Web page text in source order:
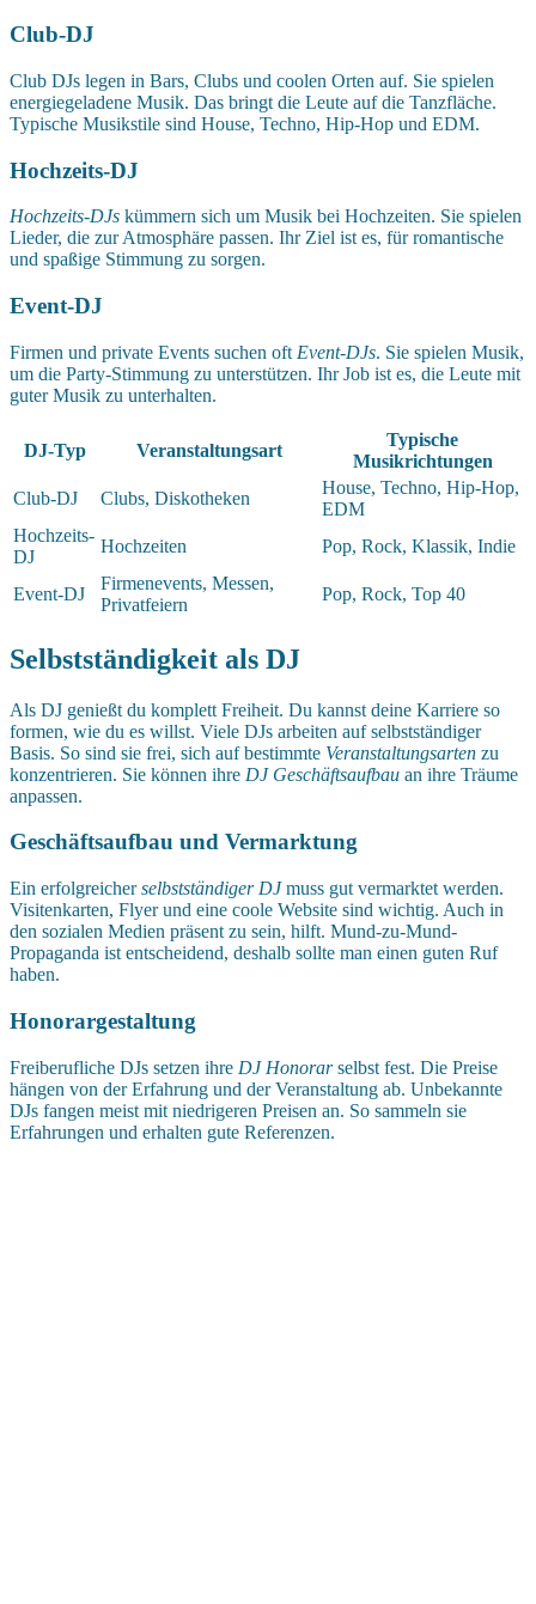
Club-DJ
Club DJs legen in Bars, Clubs und coolen Orten auf. Sie spielen
energiegeladene Musik. Das bringt die Leute auf die Tanzfläche.
Typische Musikstile sind House, Techno, Hip-Hop und EDM.
Hochzeits-DJ
Hochzeits-DJs kümmern sich um Musik bei Hochzeiten. Sie spielen
Lieder, die zur Atmosphäre passen. Ihr Ziel ist es, für romantische
und spaßige Stimmung zu sorgen.
Event-DJ
Firmen und private Events suchen oft Event-DJs. Sie spielen Musik,
um die Party-Stimmung zu unterstützen. Ihr Job ist es, die Leute mit
guter Musik zu unterhalten.
DJ-Typ Veranstaltungsart
Typische
Musikrichtungen
Club-DJ
Clubs, Diskotheken
House, Techno, Hip-Hop,
EDM
Hochzeits-
DJ
Hochzeiten Pop, Rock, Klassik, Indie
Event-DJ
Firmenevents, Messen,
Privatfeiern
Pop, Rock, Top 40
Selbstständigkeit als DJ
Als DJ genießt du komplett Freiheit. Du kannst deine Karriere so
formen, wie du es willst. Viele DJs arbeiten auf selbstständiger
Basis. So sind sie frei, sich auf bestimmte Veranstaltungsarten zu
konzentrieren. Sie können ihre DJ Geschäftsaufbau an ihre Träume
anpassen.
Geschäftsaufbau und Vermarktung
Ein erfolgreicherselbstständiger DJmuss gut vermarktet werden.
Visitenkarten, Flyer und eine coole Website sind wichtig. Auch in
den sozialen Medien präsent zu sein, hilft. Mund-zu-Mund-
Propaganda ist entscheidend, deshalb sollte man einen guten Ruf
haben.
Honorargestaltung
Freiberufliche DJs setzen ihre DJ Honorarselbst fest. Die Preise
hängen von der Erfahrung und der Veranstaltung ab. Unbekannte
DJs fangen meist mit niedrigeren Preisen an. So sammeln sie
Erfahrungen und erhalten gute Referenzen.